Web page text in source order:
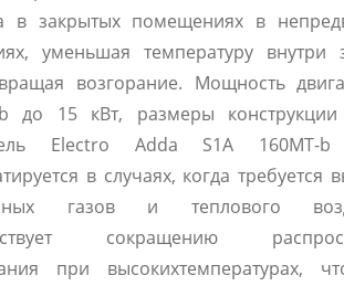
в закрытых помещениях в
уменьшая температуру внутри
возгорание. Мощность
b до 15 кВт, размеры
Electro Adda S1A 160MT-b
в случаях, когда требуется
газов и теплового
сокращению
при высокихтемпературах,